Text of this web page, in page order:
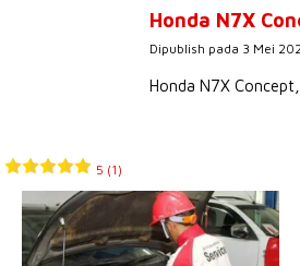
Honda N7X
Dipublish pada 3 Mei
Honda N7X
5 (1)